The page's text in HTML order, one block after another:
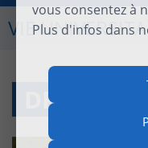
vous consentez à
Plus d'infos dans
VIE
DR